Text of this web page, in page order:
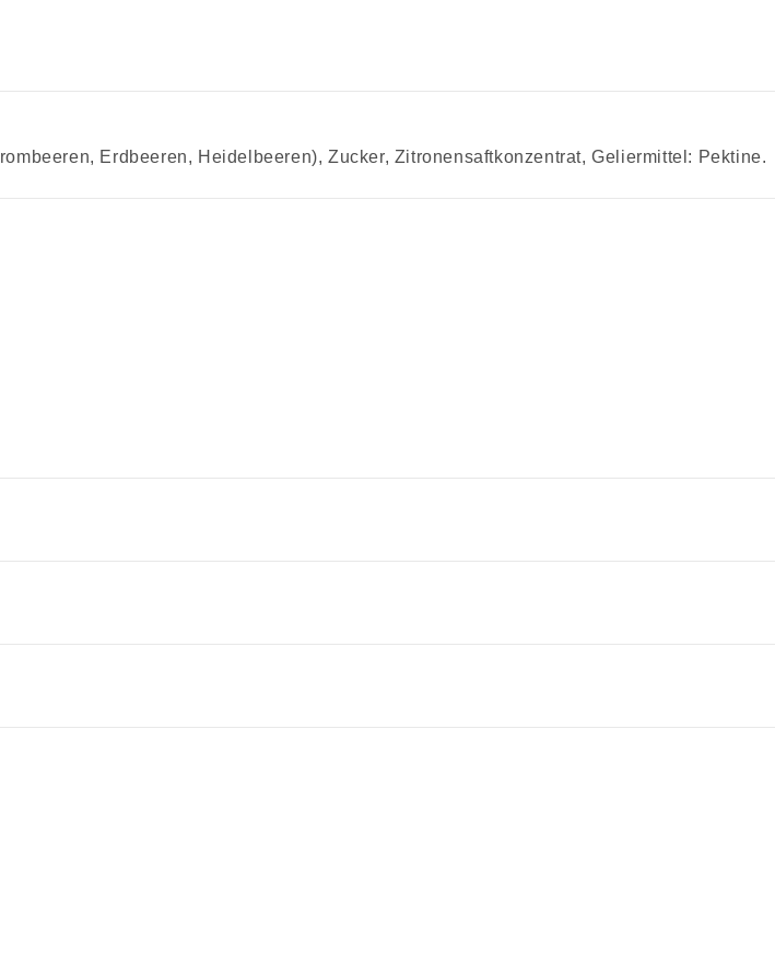
Erdbeeren, Heidelbeeren), Zucker, Zitronensaftkonzentrat, Geliermittel: Pektine.